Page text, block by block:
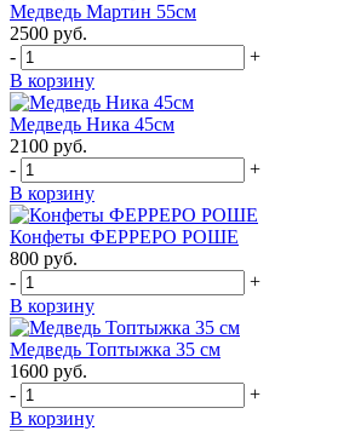
Медведь Мартин 55см
2500 руб.
-
+
В корзину
Медведь Ника 45см
2100 руб.
-
+
В корзину
Конфеты ФЕРРЕРО РОШЕ
800 руб.
-
+
В корзину
Медведь Топтыжка 35 см
1600 руб.
-
+
В корзину